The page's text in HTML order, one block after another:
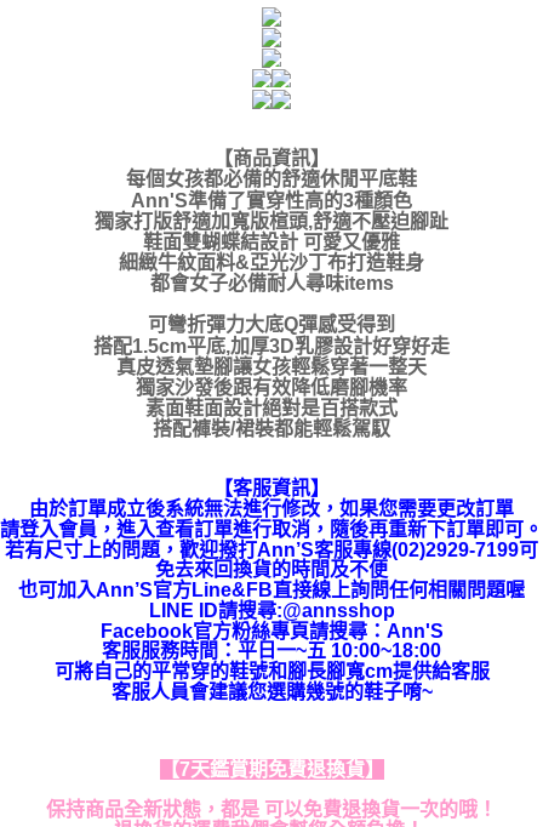
【商品資訊】
每個女孩都必備的舒適休閒平底鞋
Ann'S準備了實穿性高的3種顏色
獨家打版舒適加寬版楦頭,舒適不壓迫腳趾
鞋面雙蝴蝶結設計 可愛又優雅
細緻牛紋面料&亞光沙丁布打造鞋身
都會女子必備耐人尋味items
可彎折彈力大底Q彈感受得到
搭配1.5cm平底,加厚3D乳膠設計好穿好走
真皮透氣墊腳讓女孩輕鬆穿著一整天
獨家沙發後跟有效降低磨腳機率
素面鞋面設計絕對是百搭款式
搭配褲裝/裙裝都能輕鬆駕馭
【客服資訊】
由於訂單成立後系統無法進行修改，如果您需要更改訂單
請登入會員，進入查看訂單進行取消，隨後再重新下訂單即可。
若有尺寸上的問題，歡迎撥打Ann’S客服專線(02)2929-7199可
免去來回換貨的時間及不便
也可加入Ann’S官方Line&FB直接線上詢問任何相關問題喔
LINE ID請搜尋:@annsshop
Facebook官方粉絲專頁請搜尋：Ann'S
客服服務時間：平日一~五 10:00~18:00
可將自己的平常穿的鞋號和腳長腳寬cm提供給客服
客服人員會建議您選購幾號的鞋子唷~
【7天鑑賞期免費退換貨】
保持商品全新狀態，都是 可以免費退換貨一次的哦！